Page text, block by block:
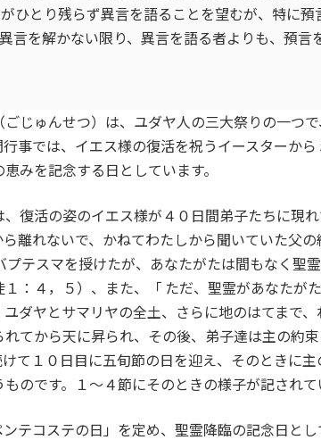
ひとり残らず異言を語ることを望むが、特に預
言を解かない限り、異言を語る者よりも、預言
じゅんせつ）は、ユダヤ人の三大祭りの一つ
事では、イエス様の復活を祝うイースターか
みを記念する日としています。
復活の姿のイエス様が４０日間弟子たちに現
離れないで、かねてわたしから聞いていた父の
テスマを授けたが、あなたがたは間もなく聖
：４，５）、また、「 ただ、聖霊があなたが
ダヤとサマリヤの全土、さらに地のはてまで
てから天に昇られ、その後、弟子達は主の約
て１０日目に五旬節の日を迎え、そのときに
のです。１～４節にそのときの様子が記されて
テコステの日」を定め、聖霊降臨の記念日とし